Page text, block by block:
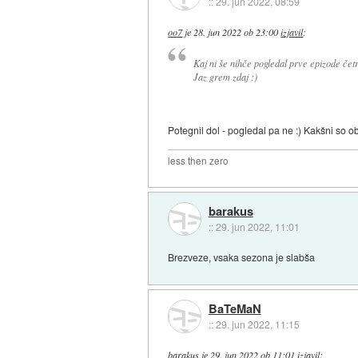
oo7je 28. jun 2022 ob 23:00 izjavil:
Kaj ni še nihče pogledal prve epizode
Jaz grem zdaj :)
Potegnil dol - pogledal pa ne :) Kakšni so
less then zero
barakus
::29. jun 2022, 11:01
Brezveze, vsaka sezona je slabša
BaTeMaN
::29. jun 2022, 11:15
barakus je 29. jun 2022 ob 11:01 izjavil: